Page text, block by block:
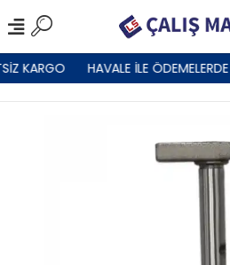
KARGO HAVALE İLE